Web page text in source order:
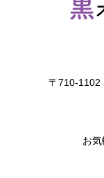
〒710-1102
お気